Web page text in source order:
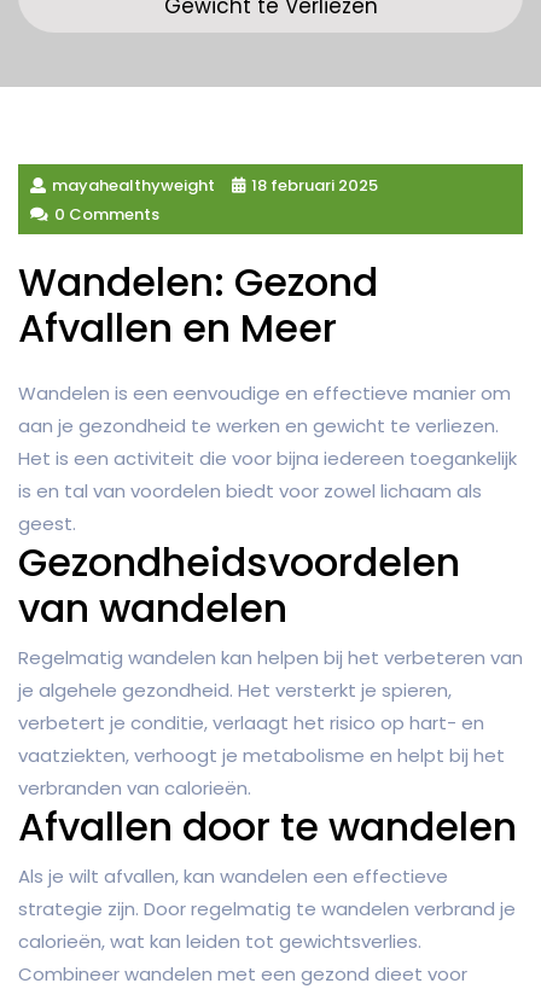
mayahealthyweight
18 februari 2025
0 Comments
Wandelen: Gezond
Afvallen en Meer
Wandelen is een eenvoudige en effectieve manier om
aan je gezondheid te werken en gewicht te verliezen.
Het is een activiteit die voor bijna iedereen toegankelijk
is en tal van voordelen biedt voor zowel lichaam als
geest.
Gezondheidsvoordelen
van wandelen
Regelmatig wandelen kan helpen bij het verbeteren van
je algehele gezondheid. Het versterkt je spieren,
verbetert je conditie, verlaagt het risico op hart- en
vaatziekten, verhoogt je metabolisme en helpt bij het
verbranden van calorieën.
Afvallen door te wandelen
Als je wilt afvallen, kan wandelen een effectieve
strategie zijn. Door regelmatig te wandelen verbrand je
calorieën, wat kan leiden tot gewichtsverlies.
Combineer wandelen met een gezond dieet voor